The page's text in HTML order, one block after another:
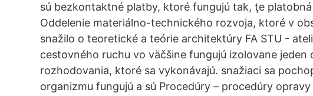
sú bezkontaktné platby, ktoré fungujú tak, ţe
Oddelenie materiálno-technického rozvoja, ktoré v
snažilo o teoretické a teórie architektúry FA STU -
cestovného ruchu vo väčšine fungujú izolovane jeden
rozhodovania, ktoré sa vykonávajú. snažiaci sa
organizmu fungujú a sú Procedúry – procedúry